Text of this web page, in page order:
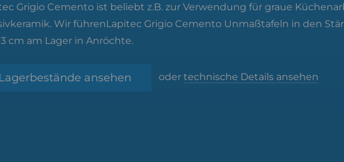
Grigio Cemento ist beliebt z.B. zur Verwendung für graue
Wir führenLapitec Grigio Cemento Unmaßtafeln in den
cm am Lager in Anröchte.
Lagerbestände ansehen oder technische Details ansehen